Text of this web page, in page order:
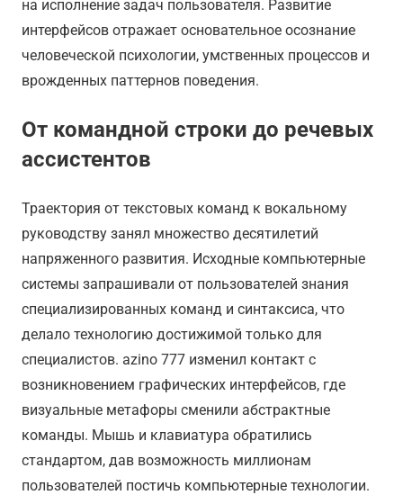
на исполнение задач пользователя. Развитие
интерфейсов отражает основательное осознание
человеческой психологии, умственных процессов и
врожденных паттернов поведения.
От командной строки до речевых
ассистентов
Траектория от текстовых команд к вокальному
руководству занял множество десятилетий
напряженного развития. Исходные компьютерные
системы запрашивали от пользователей знания
специализированных команд и синтаксиса, что
делало технологию достижимой только для
специалистов. azino 777 изменил контакт с
возникновением графических интерфейсов, где
визуальные метафоры сменили абстрактные
команды. Мышь и клавиатура обратились
стандартом, дав возможность миллионам
пользователей постичь компьютерные технологии.